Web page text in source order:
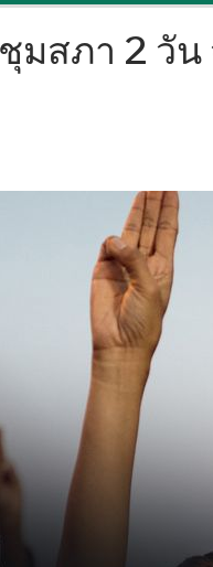
ชุมสภา 2 วั